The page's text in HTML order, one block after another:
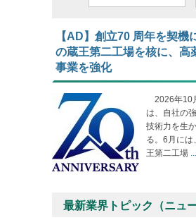
【AD】​​​​​​​創立70 周年を契
の蔵王第二工場を核に、高
事業を強化
2026年10
は、自社の
技術力を生
る。6月には
王第二工場
最新業界トピック（ニュ